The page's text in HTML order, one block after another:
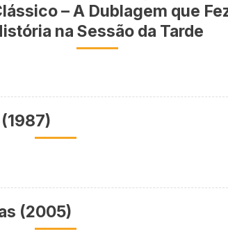
– A Dublagem que
na Sessão da Tarde
(2005)